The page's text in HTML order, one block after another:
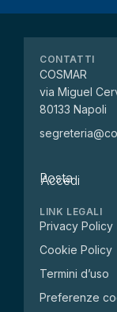
CONTATTI
COSMAR
via Miguel
80133 Napoli
Posta
Accedi
LINK LEGALI
Privacy Policy
Cookie Policy
Termini d’uso
Preferenze